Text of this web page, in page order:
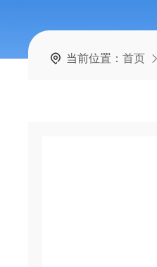
当前位置：首页